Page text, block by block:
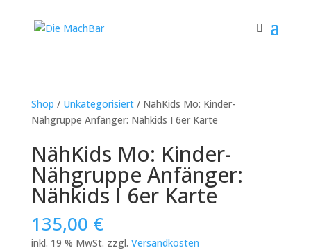
Shop / Unkategorisiert/ NähKids Mo: Kinder-
Nähgruppe Anfänger: Nähkids I 6er Karte
NähKids Mo: Kinder-
Nähgruppe Anfänger:
Nähkids I 6er Karte
135,00 €
inkl. 19 % MwSt. zzgl. Versandkosten